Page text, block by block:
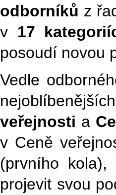
odborníků z
v 17
posoudí novou
Vedle
veřejnosti a
v Ceně
(prvního
projevit svou